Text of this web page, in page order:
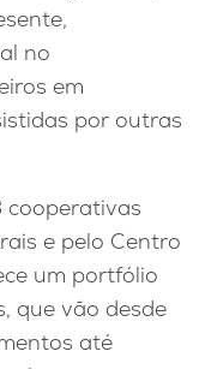
no
em
por outras
e pelo Centro
um portfólio
que vão desde
até